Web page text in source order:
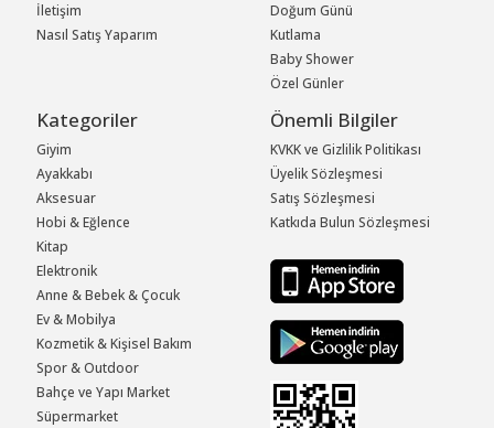
İletişim
Nasıl Satış Yaparım
Doğum Günü
Kutlama
Baby Shower
Özel Günler
Kategoriler
Giyim
Ayakkabı
Aksesuar
Hobi & Eğlence
Kitap
Elektronik
Anne & Bebek & Çocuk
Ev & Mobilya
Kozmetik & Kişisel Bakım
Spor & Outdoor
Bahçe ve Yapı Market
Süpermarket
Önemli Bilgiler
KVKK ve Gizlilik Politikası
Üyelik Sözleşmesi
Satış Sözleşmesi
Katkıda Bulun Sözleşmesi